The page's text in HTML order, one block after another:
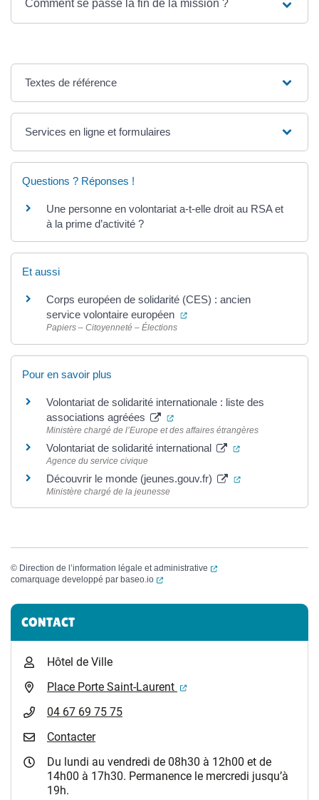
Comment se passe la fin de la mission ?
Textes de référence
Services en ligne et formulaires
Questions ? Réponses !
Une personne en volontariat a-t-elle droit au RSA et
à la prime d’activité ?
Et aussi
Corps européen de solidarité (CES) : ancien
service volontaire européen
(ouverture dans un nouvel
Papiers – Citoyenneté – Élections
Pour en savoir plus
Volontariat de solidarité internationale : liste des
associations agréées
(ouverture dans un nouvel
Ministère chargé de l’Europe et des affaires étrangères
Volontariat de solidarité international (ouverture dans
Agence du service civique
Découvrir le monde (jeunes.gouv.fr) (ouverture dans
Ministère chargé de la jeunesse
© Direction de l’information légale et administrative
(ouverture dans un
comarquage developpé par baseo.io (ouverture dans un nouvel onglet)
Informations complémentaires
CONTACT
Hôtel de Ville
Place Porte Saint-Laurent
(ouverture dans un
04 67 69 75 75
Contacter
Du lundi au vendredi de 08h30 à 12h00 et de
14h00 à 17h30. Permanence le mercredi jusqu’à
19h.